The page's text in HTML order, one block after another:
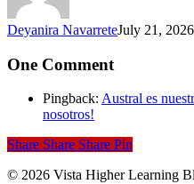
Deyanira NavarreteJuly 21, 2026
One Comment
Pingback: Austral es
nosotros!
Share Share Share Pin
© 2026 Vista Higher Learning